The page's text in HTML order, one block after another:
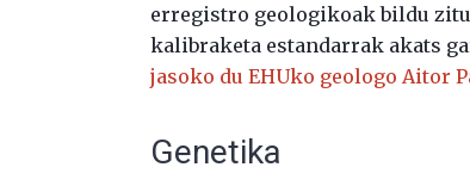
erregistro geologikoak bildu
kalibraketa estandarrak akats
jasoko du EHUko geologo Aitor
Genetika